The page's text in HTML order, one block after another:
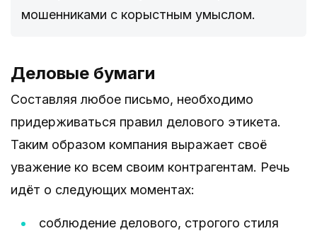
мошенниками с корыстным умыслом.
Деловые бумаги
Составляя любое письмо, необходимо
придерживаться правил делового этикета.
Таким образом компания выражает своё
уважение ко всем своим контрагентам. Речь
идёт о следующих моментах:
соблюдение делового, строгого стиля